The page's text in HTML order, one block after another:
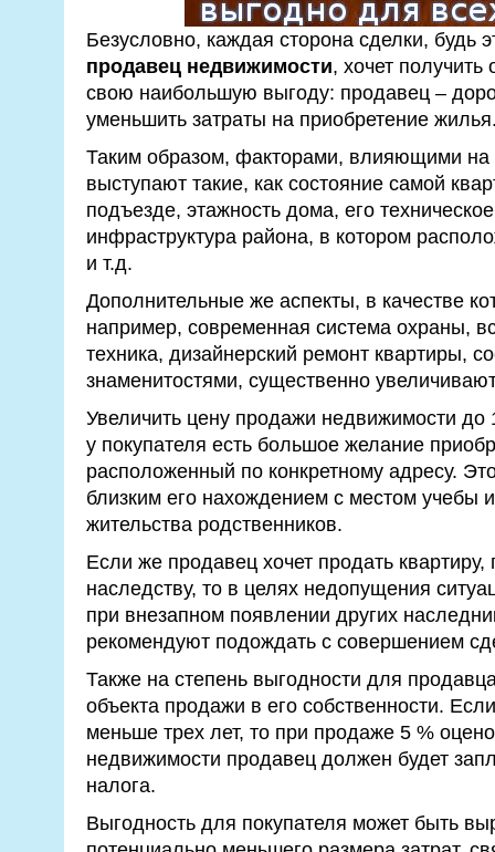
Безусловно, каждая сторона сделки, будь
продавец недвижимости, хочет
свою наибольшую выгоду: продавец –
уменьшить затраты на приобретение
Таким образом, факторами, влияющими на
выступают такие, как состояние самой
подъезде, этажность дома, его
инфраструктура района, в котором
и т.д.
Дополнительные же аспекты, в качестве
например, современная система охраны,
техника, дизайнерский ремонт квартиры,
знаменитостями, существенно
Увеличить цену продажи недвижимости до
у покупателя есть большое желание
расположенный по конкретному адресу.
близким его нахождением с местом учебы
жительства родственников.
Если же продавец хочет продать
наследству, то в целях недопущения
при внезапном появлении других
рекомендуют подождать с совершением
Также на степень выгодности для
объекта продажи в его собственности.
меньше трех лет, то при продаже 5 %
недвижимости продавец должен будет
налога.
Выгодность для покупателя может быть